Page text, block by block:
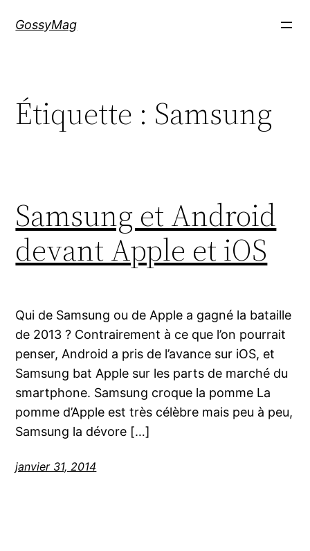
GossyMag
Étiquette : Samsung
Samsung et Android
devant Apple et iOS
Qui de Samsung ou de Apple a gagné la bataille
de 2013 ? Contrairement à ce que l’on pourrait
penser, Android a pris de l’avance sur iOS, et
Samsung bat Apple sur les parts de marché du
smartphone. Samsung croque la pomme La
pomme d’Apple est très célèbre mais peu à peu,
Samsung la dévore […]
janvier 31, 2014